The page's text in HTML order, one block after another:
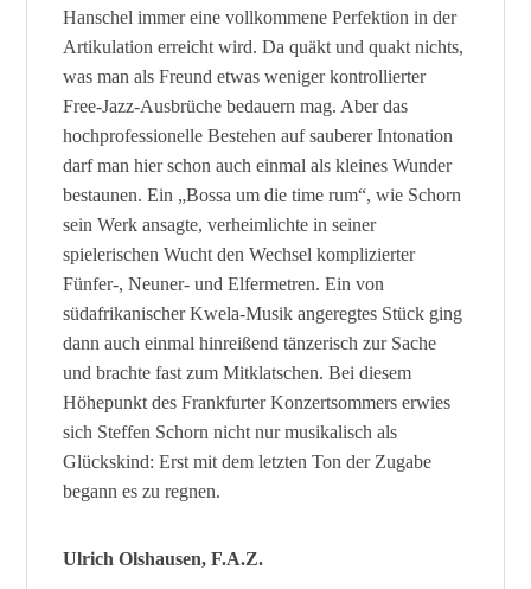
Hanschel immer eine vollkommene Perfektion in der
Artikulation erreicht wird. Da quäkt und quakt nichts,
was man als Freund etwas weniger kontrollierter
Free-Jazz-Ausbrüche bedauern mag. Aber das
hochprofessionelle Bestehen auf sauberer Intonation
darf man hier schon auch einmal als kleines Wunder
bestaunen. Ein „Bossa um die time rum“, wie Schorn
sein Werk ansagte, verheimlichte in seiner
spielerischen Wucht den Wechsel komplizierter
Fünfer-, Neuner- und Elfermetren. Ein von
südafrikanischer Kwela-Musik angeregtes Stück ging
dann auch einmal hinreißend tänzerisch zur Sache
und brachte fast zum Mitklatschen. Bei diesem
Höhepunkt des Frankfurter Konzertsommers erwies
sich Steffen Schorn nicht nur musikalisch als
Glückskind: Erst mit dem letzten Ton der Zugabe
begann es zu regnen.
Ulrich Olshausen, F.A.Z.